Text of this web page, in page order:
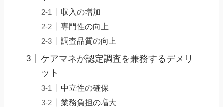
収入の増加
専門性の向上
調査品質の向上
ケアマネが認定調査を兼務するデメリ
ット
中立性の確保
業務負担の増大